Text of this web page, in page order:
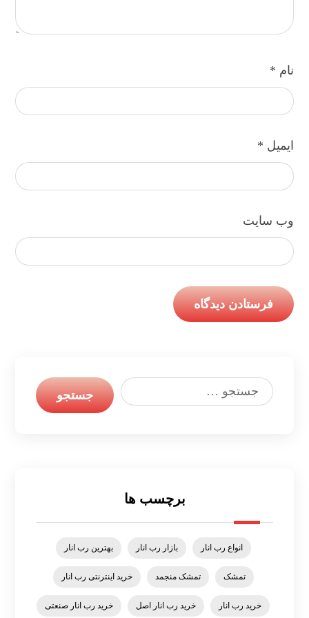
نام *
ایمیل *
وب‌ سایت
برچسب ها
انواع رب انار بازار رب انار بهترین رب انار
تمشک تمشک منجمد خرید اینترنتی رب انار
خرید رب انار خرید رب انار اصل خرید رب انار صنعتی